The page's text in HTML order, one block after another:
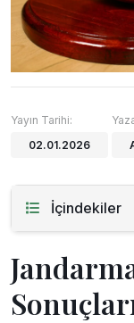
Yayın Tarihi:
02.01.2026
İçindekiler